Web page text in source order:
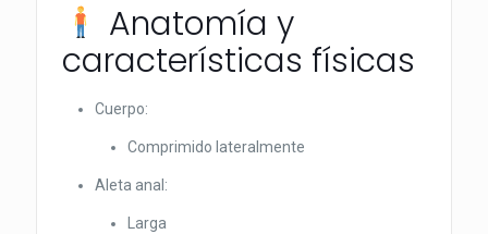
Anatomía y
características físicas
Cuerpo:
Comprimido lateralmente
Aleta anal:
Larga